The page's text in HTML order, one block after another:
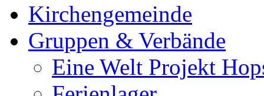
Kirchengemeinde
Gruppen & Verbände
Eine Welt Projekt